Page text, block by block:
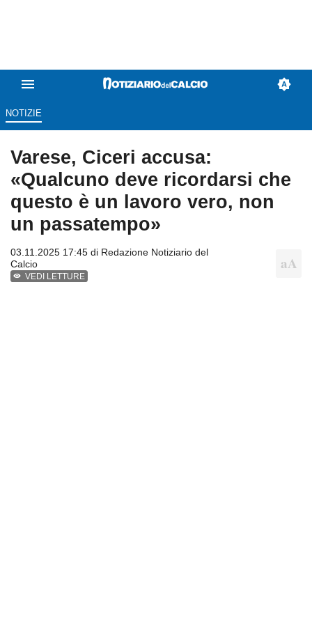
NOTIZIE
Varese, Ciceri accusa:
«Qualcuno deve ricordarsi che
questo è un lavoro vero, non
un passatempo»
03.11.2025 17:45 di Redazione Notiziario del
Calcio
VEDI LETTURE